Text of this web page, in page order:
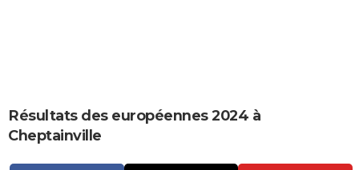
CARTE DE VOEUX
Carte de Noël
Carte Bonne année
Carte Saint-Valentin
Carte Pâques
Carte d'anniversaire
Résultats des européennes 2024 à
Cheptainville